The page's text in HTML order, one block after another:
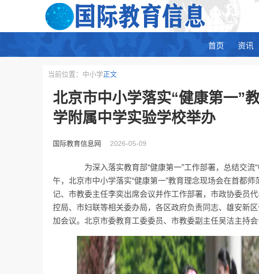
首页 资讯
当前位置：中小学正文
北京市中小学落实“健康第一”
学附属中学实验学校举办
国际教育信息网 2026-05-09
为深入落实教育部“健康第一”工作部署，总结交流“
午，北京市中小学落实“健康第一”教育理念现场会在首都
记、市教委主任李奕出席会议并作工作部署，市政协委员
控局、市妇联等相关委办局，各区政府负责同志、雄安新
加会议。北京市委教育工委委员、市教委副主任吴洁主持会